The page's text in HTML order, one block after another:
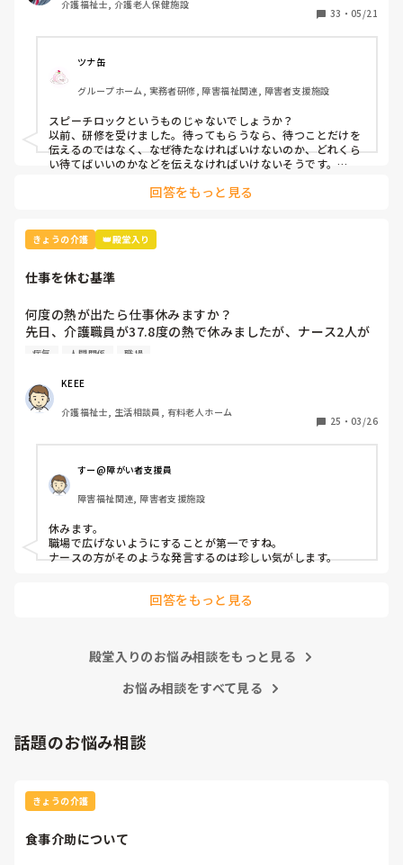
がいかがでしょう？
介護福祉士, 介護老人保健施設
33 ・ 05/21
ツナ缶
グループホーム, 実務者研修, 障害福祉関連, 障害者支援施設
スピーチロックというものじゃないでしょうか？
以前、研修を受けました。待ってもらうなら、待つことだけを
伝えるのではなく、なぜ待たなければいけないのか、どれくら
い待てばいいのかなどを伝えなければいけないそうです。
回答をもっと見る
きょうの介護 👑殿堂入り
仕事を休む基準
何度の熱が出たら仕事休みますか？
先日、介護職員が37.8度の熱で休みましたが、ナース2人が
「37.8度くらいで休む？私なら休まない。甘えよね」等、会
熱が低く微熱でもしんどいので)
皆さんの意見が聞きたいです。
病気 人間関係 職場
KEEE
介護福祉士, 生活相談員, 有料老人ホーム
25 ・ 03/26
すー@障がい者支援員
障害福祉関連, 障害者支援施設
休みます。
職場で広げないようにすることが第一ですね。
ナースの方がそのような発言するのは珍しい気がします。
回答をもっと見る
殿堂入りのお悩み相談をもっと見る
お悩み相談をすべて見る
話題のお悩み相談
きょうの介護
食事介助について